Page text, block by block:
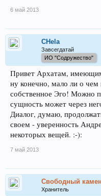
6 май 2013
CHela
Завсегдатай
ИО "Содружество"
Привет Архатам,
ну конечно, мало ли о
собственное Эго! Можно
сущность может через
Диалог, думаю,
своем - уверенность
некоторых вещей. :-):
7 май 2013
Свободный
Хранитель